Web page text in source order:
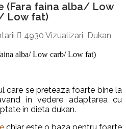
(Fara faina alba/ Low
Low fat)
4930 Vizualizari Dukan
care se preteaza foarte bine la
in vedere adaptarea cu
in dieta dukan.